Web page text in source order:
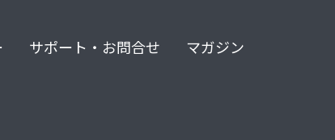
サポート・お問合せ マガジン